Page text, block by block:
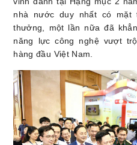
nhà nước duy nhất có mặt
thưởng, một lần nữa đã
năng lực công nghệ vượt
hàng đầu Việt Nam.